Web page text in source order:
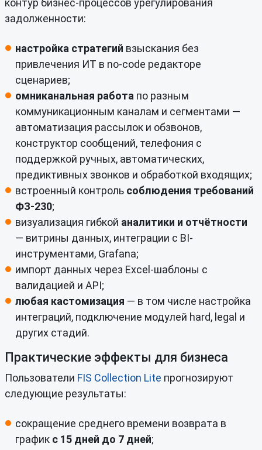
контур бизнес-процессов урегулирования
задолженности:
настройка стратегий взыскания без
привлечения ИТ в no-code редакторе
сценариев;
омниканальная работа по разным
коммуникационным каналам и сегментами —
автоматизация рассылок и обзвонов,
конструктор сообщений, телефония с
поддержкой ручных, автоматических,
предиктивных звонков и обработкой входящих;
встроенный контроль соблюдения требований
ФЗ-230;
визуализация гибкой аналитики и отчётности
— витрины данных, интеграции с BI-
инструментами, Grafana;
импорт данных через Excel-шаблоны с
валидацией и API;
любая кастомизация — в том числе настройка
интеграций, подключение модулей hard, legal и
других стадий.
Практические эффекты для бизнеса
Пользователи FIS Collection Lite прогнозируют
следующие результаты:
сокращение среднего времени возврата в
график с 15 дней до 7 дней;